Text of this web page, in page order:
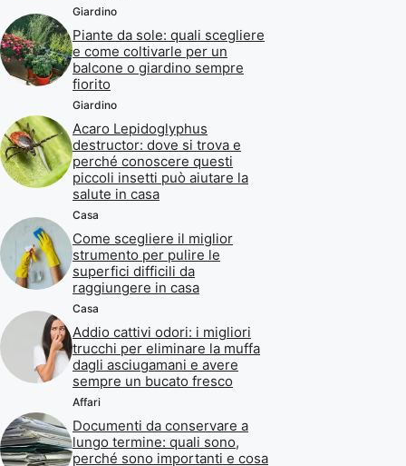
Giardino
Piante da sole: quali scegliere
e come coltivarle per un
balcone o giardino sempre
fiorito
Giardino
Acaro Lepidoglyphus
destructor: dove si trova e
perché conoscere questi
piccoli insetti può aiutare la
salute in casa
Casa
Come scegliere il miglior
strumento per pulire le
superfici difficili da
raggiungere in casa
Casa
Addio cattivi odori: i migliori
trucchi per eliminare la muffa
dagli asciugamani e avere
sempre un bucato fresco
Affari
Documenti da conservare a
lungo termine: quali sono,
perché sono importanti e cosa